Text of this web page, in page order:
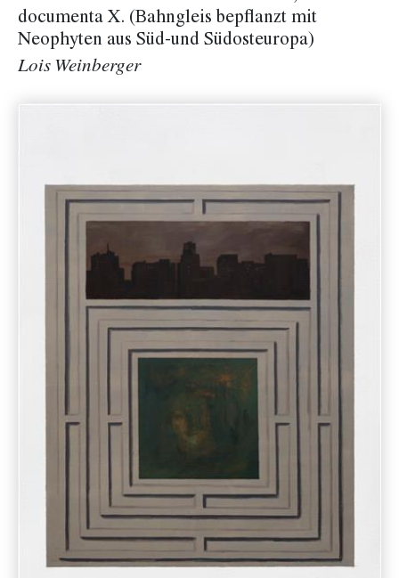
documenta X. (Bahngleis bepflanzt mit
Neophyten aus Süd-und Südosteuropa)
Lois Weinberger